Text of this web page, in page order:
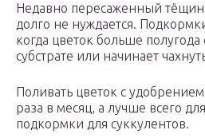
Недавно пересаженный
долго не нуждается.
когда цветок больше
субстрате или начинает
Поливать цветок с
раза в месяц, а лучше всего
подкормки для суккулентов.